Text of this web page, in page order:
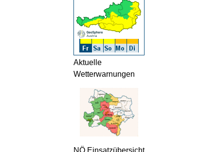
Aktuelle
Wetterwarnungen
NÖ Einsatzübersicht